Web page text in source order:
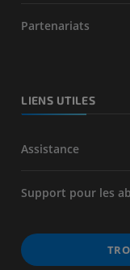
Partenariats
LIENS UTILES
Assistance
Support pour les